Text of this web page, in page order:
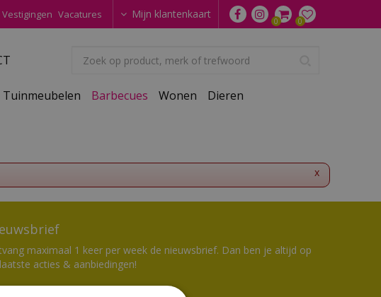
Vestigingen Vacatures Mijn klantenkaart
Tuinmeubelen Barbecues Wonen Dieren
x
maximaal 1 keer per week de nieuwsbrief. Dan ben je altijd op
acties & aanbiedingen!